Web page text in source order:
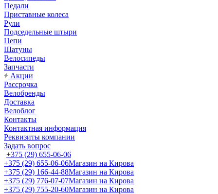
Педали
Приставные колеса
Рули
Подседельные штыри
Цепи
Шатуны
Велосипеды
Запчасти
Акции
Рассрочка
Велобренды
Доставка
Велоблог
Контакты
Контактная информация
Реквизиты компании
Задать вопрос
+375 (29) 655-06-06
+375 (29) 655-06-06Магазин на Кирова
+375 (29) 166-44-88Магазин на Кирова
+375 (29) 776-07-07Магазин на Кирова
+375 (29) 755-20-60Магазин на Кирова